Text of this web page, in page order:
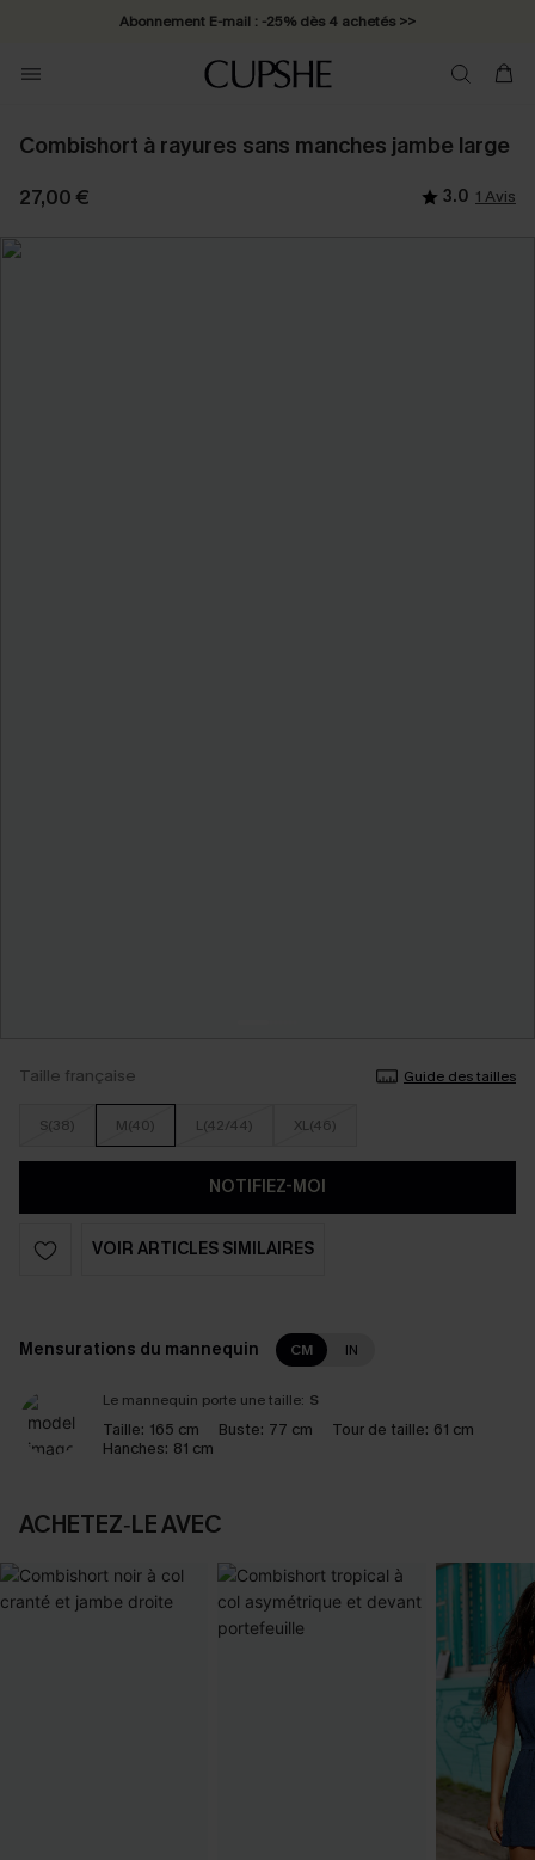
Abonnement E-mail : -25% dès 4 achetés >>
Combishort à rayures sans manches jambe large
27,00 € 3.0 1 Avis
Taille française Guide des tailles
S(38) M(40) L(42/44) XL(46)
NOTIFIEZ-MOI
VOIR ARTICLES SIMILAIRES
Mensurations du mannequin CM IN
Le mannequin porte une taille: S
Taille: 165 cm Buste: 77 cm Tour de taille: 61 cm
Hanches: 81 cm
ACHETEZ‑LE AVEC